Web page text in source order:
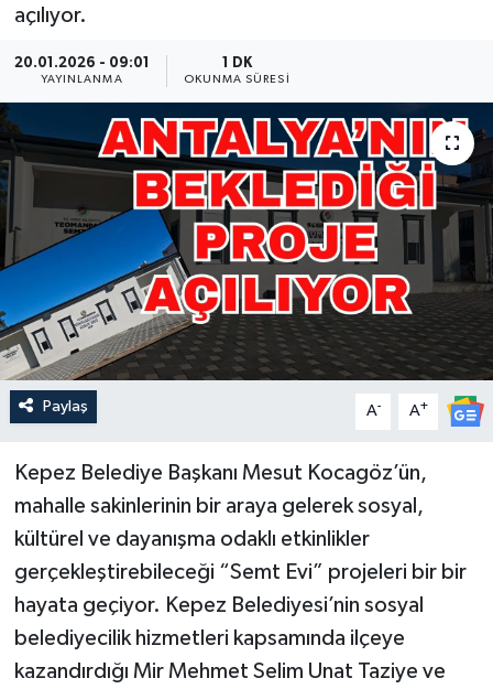
açılıyor.
20.01.2026 - 09:01
YAYINLANMA
1 DK
OKUNMA SÜRESI
Paylaş A- A+
Kepez Belediye Başkanı Mesut Kocagöz’ün,
mahalle sakinlerinin bir araya gelerek sosyal,
kültürel ve dayanışma odaklı etkinlikler
gerçekleştirebileceği “Semt Evi” projeleri bir bir
hayata geçiyor. Kepez Belediyesi’nin sosyal
belediyecilik hizmetleri kapsamında ilçeye
kazandırdığı Mir Mehmet Selim Unat Taziye ve
Görüntülü Haber
Güncel
Kültür & Sanat
Sağlık & Yaşam
Siyaset
Spor
Haber Arşivi